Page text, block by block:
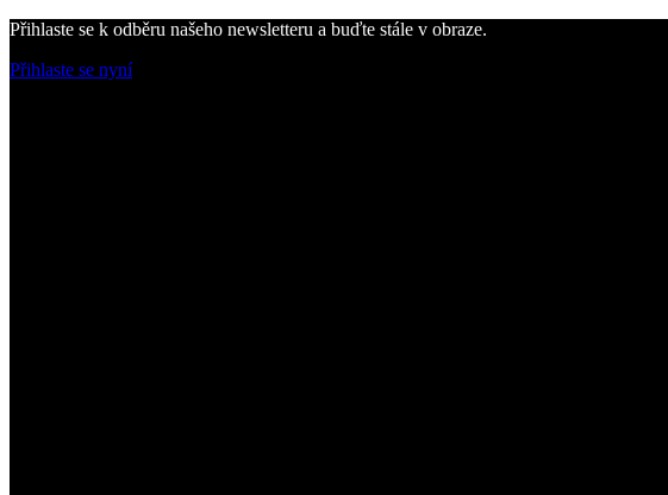
Přihlaste se k odběru našeho newsletteru a buďte stále v obraze.
Přihlaste se nyní